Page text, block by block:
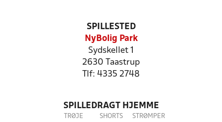
SPILLESTED
NyBolig Park
Sydskellet 1
2630 Taastrup
Tlf: 4335 2748
SPILLEDRAGT HJEMME
TRØJE SHORTS STRØMPER